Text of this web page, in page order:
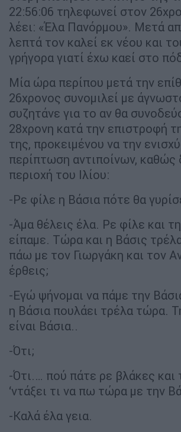
22:56:06 τηλεφωνεί στον
λέει: «Έλα Πανόρμου». Μετά
λεπτά τον καλεί εκ νέου και
γρήγορα γιατί έχω καεί στο
Μία ώρα περίπου μετά την
26χρονος συνομιλεί με
συζητάνε για το αν θα
28χρονη κατά την επιστροφή
της, προκειμένου να την
περίπτωση αντιποίνων, καθώς
περιοχή του Ιλίου:
-Ρε φίλε η Βάσια πότε θα
-Άμα θέλεις έλα. Ρε φίλε και
είπαμε. Τώρα και η Βάσις
πάω με τον Γιωργάκη και τον
έρθεις;
-Εγώ ψήνομαι να πάμε την
η Βάσια πουλάει τρέλα τώρα.
είναι Βάσια..
-Ότι;
-Ότι.… πού πάτε ρε βλάκες και
‘ντάξει τι να πω τώρα με την
-Καλά έλα γεια.